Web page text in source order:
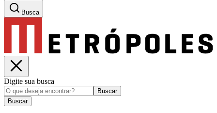
Busca
Digite sua busca
Buscar
Buscar